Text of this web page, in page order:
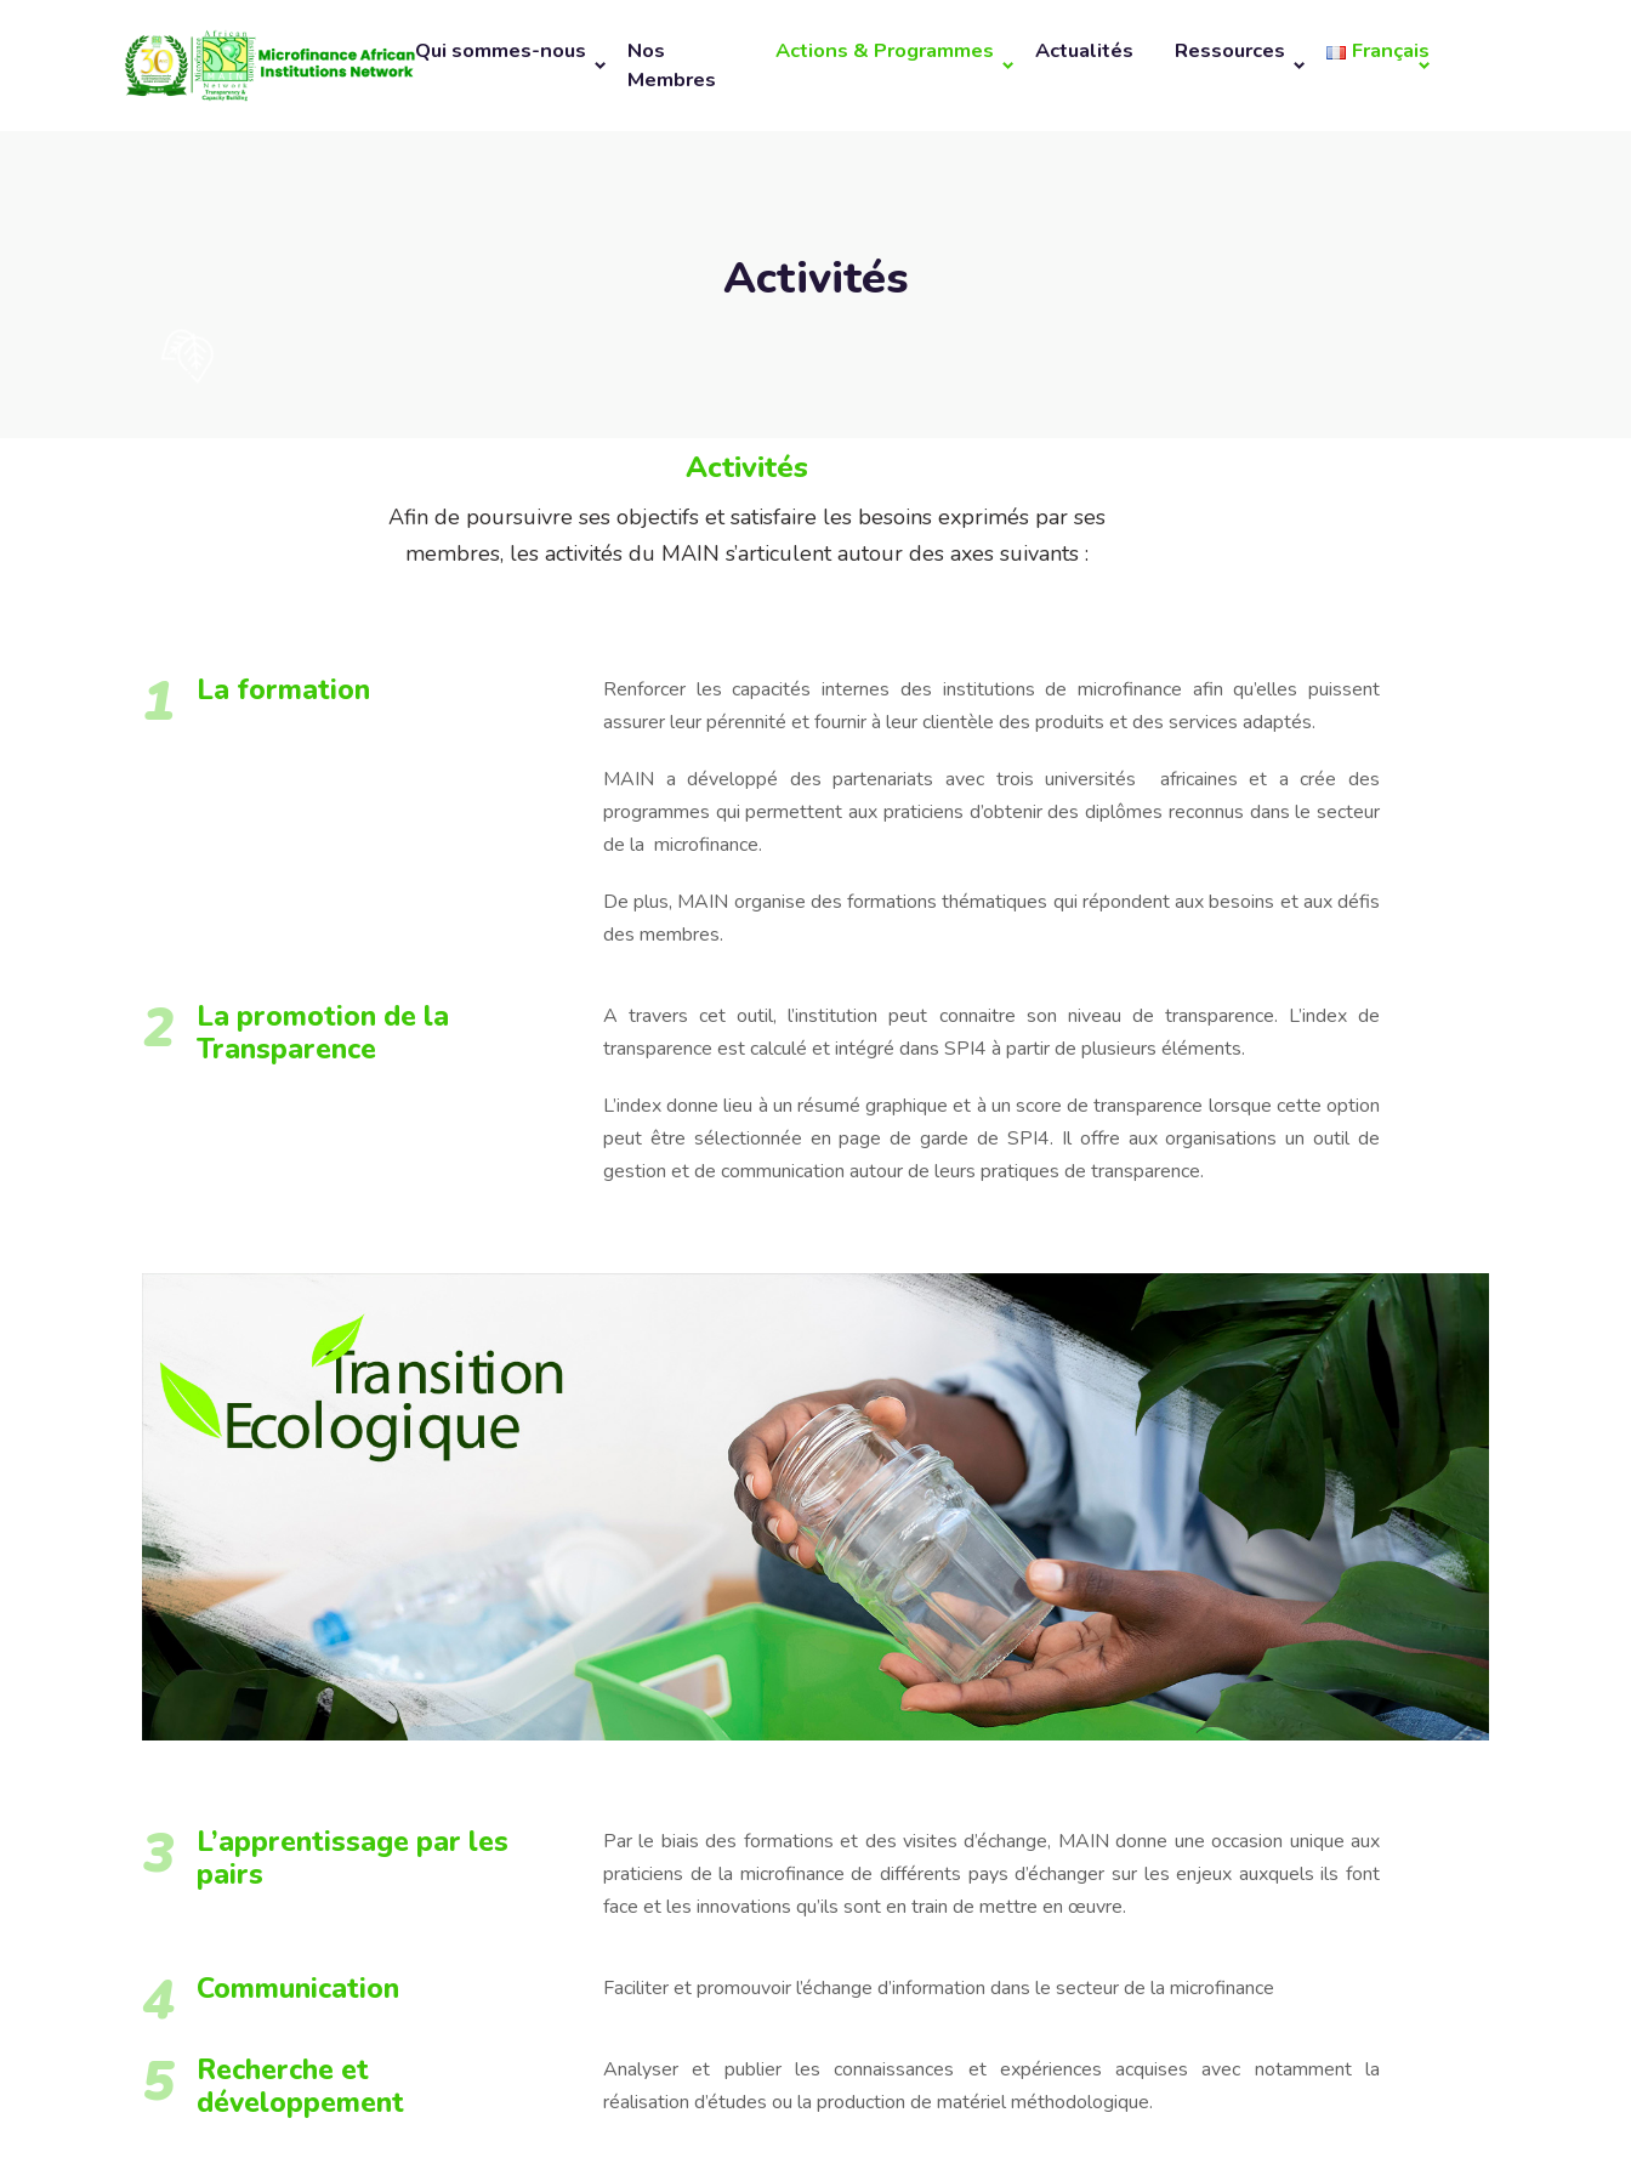
Qui sommes-nous
Nos
Membres
Actions & Programmes Actualités Ressources Français
Activités
Activités
Afin de poursuivre ses objectifs et satisfaire les besoins exprimés par ses
membres, les activités du MAIN s’articulent autour des axes suivants :
1 La formation
Renforcer les capacités internes des institutions de microfinance afin qu’elles puissent
assurer leur pérennité et fournir à leur clientèle des produits et des services adaptés.
MAIN a développé des partenariats avec trois universités africaines et a crée des
programmes qui permettent aux praticiens d’obtenir des diplômes reconnus dans le secteur
de la microfinance.
De plus, MAIN organise des formations thématiques qui répondent aux besoins et aux défis
des membres.
2
La promotion de la
Transparence
A travers cet outil, l’institution peut connaitre son niveau de transparence. L’index de
transparence est calculé et intégré dans SPI4 à partir de plusieurs éléments.
L’index donne lieu à un résumé graphique et à un score de transparence lorsque cette option
peut être sélectionnée en page de garde de SPI4. Il offre aux organisations un outil de
gestion et de communication autour de leurs pratiques de transparence.
3
L’apprentissage par les
pairs
Par le biais des formations et des visites d’échange, MAIN donne une occasion unique aux
praticiens de la microfinance de différents pays d’échanger sur les enjeux auxquels ils font
face et les innovations qu’ils sont en train de mettre en œuvre.
4 Communication Faciliter et promouvoir l’échange d’information dans le secteur de la microfinance
5
Recherche et
développement
Analyser et publier les connaissances et expériences acquises avec notamment la
réalisation d’études ou la production de matériel méthodologique.